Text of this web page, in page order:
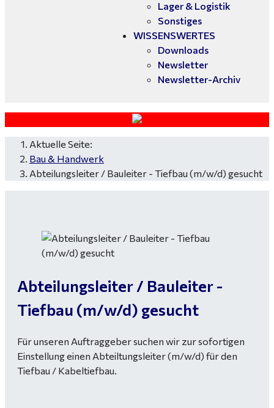
Lager & Logistik
Sonstiges
WISSENSWERTES
Downloads
Newsletter
Newsletter-Archiv
Aktuelle Seite:
Bau & Handwerk
Abteilungsleiter / Bauleiter - Tiefbau (m/w/d) gesucht
Abteilungsleiter / Bauleiter -
Tiefbau (m/w/d) gesucht
Für unseren Auftraggeber suchen wir zur sofortigen
Einstellung einen Abteiltungsleiter (m/w/d) für den
Tiefbau / Kabeltiefbau.